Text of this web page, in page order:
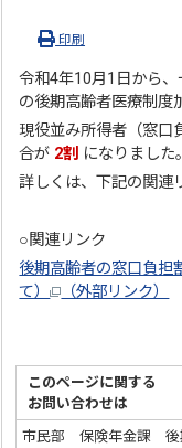
印刷
令和4年10月1日から
の後期高齢者医療制度
現役並み所得者（窓口
合が 2割 になりました。
詳しくは、下記の関連
○関連リンク
後期高齢者の窓口負担
て）
（外部リンク）
このページに関する
お問い合わせは
市民部 保険年金課 後